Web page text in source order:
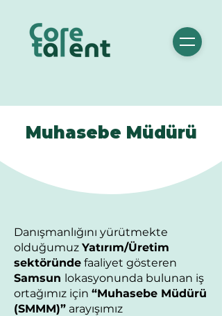
Muhasebe Müdürü
Danışmanlığını yürütmekte
olduğumuz Yatırım/Üretim
sektöründe faaliyet gösteren
Samsun lokasyonunda bulunan iş
ortağımız için “Muhasebe Müdürü
(SMMM)” arayışımız